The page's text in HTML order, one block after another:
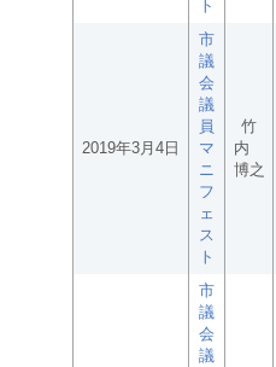
ト
2019年3月4日
市
議
会
議
員
マ
ニ
フ
ェ
ス
ト
竹
内
博之
市
議
会
議